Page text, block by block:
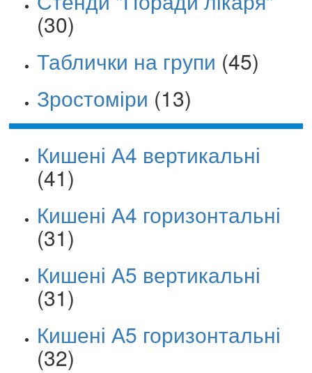
(30)
Таблички на групи (45)
Зростоміри (13)
Кишені А4 вертикальні
(41)
Кишені А4 горизонтальні
(31)
Кишені А5 вертикальні
(31)
Кишені А5 горизонтальні
(32)